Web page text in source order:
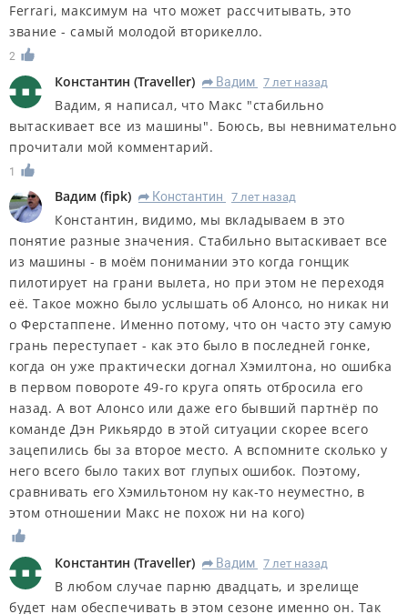
Ferrari, максимум на что может рассчитывать, это
звание - самый молодой вторикелло.
2
Константин (Traveller) R Вадим 7 лет назад
Вадим, я написал, что Макс "стабильно
вытаскивает все из машины". Боюсь, вы невнимательно
прочитали мой комментарий.
1
Вадим (fipk) R Константин 7 лет назад
Константин, видимо, мы вкладываем в это
понятие разные значения. Стабильно вытаскивает все
из машины - в моём понимании это когда гонщик
пилотирует на грани вылета, но при этом не переходя
её. Такое можно было услышать об Алонсо, но никак ни
о Ферстаппене. Именно потому, что он часто эту самую
грань переступает - как это было в последней гонке,
когда он уже практически догнал Хэмилтона, но ошибка
в первом повороте 49-го круга опять отбросила его
назад. А вот Алонсо или даже его бывший партнёр по
команде Дэн Рикьярдо в этой ситуации скорее всего
зацепились бы за второе место. А вспомните сколько у
него всего было таких вот глупых ошибок. Поэтому,
сравнивать его Хэмильтоном ну как-то неуместно, в
этом отношении Макс не похож ни на кого)
Константин (Traveller) R Вадим 7 лет назад
В любом случае парню двадцать, и зрелище
будет нам обеспечивать в этом сезоне именно он. Так